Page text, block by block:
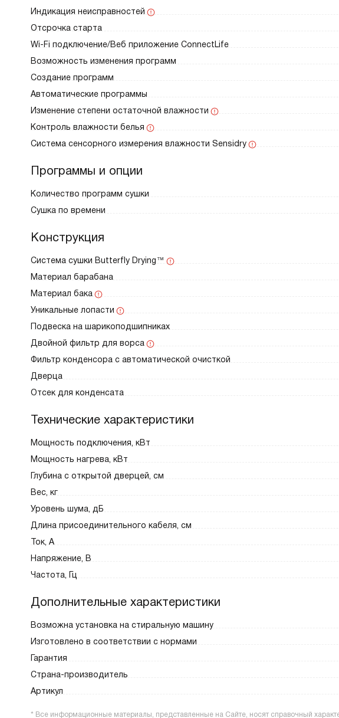
Индикация неисправностей
Отсрочка старта
Wi-Fi подключение/Веб приложение ConnectLife
Возможность изменения программ
Создание программ
Автоматические программы
Изменение степени остаточной влажности
Контроль влажности белья
Система сенсорного измерения влажности Sensidry
Программы и опции
Количество программ сушки
Сушка по времени
Конструкция
Система сушки Butterfly Drying™
Материал барабана
Материал бака
Уникальные лопасти
Подвеска на шарикоподшипниках
Двойной фильтр для ворса
Фильтр конденсора с автоматической очисткой
Дверца
Отсек для конденсата
Технические характеристики
Мощность подключения, кВт
Мощность нагрева, кВт
Глубина с открытой дверцей, см
Вес, кг
Уровень шума, дБ
Длина присоединительного кабеля, см
Ток, А
Напряжение, В
Частота, Гц
Дополнительные характеристики
Возможна установка на стиральную машину
Изготовлено в соответствии с нормами
Гарантия
Страна-производитель
Артикул
* Все информационные материалы, представленные на Сайте, носят справочный